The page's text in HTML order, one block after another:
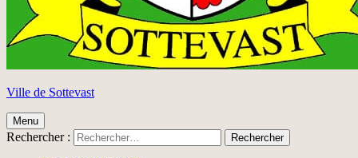
Ville de Sottevast
Menu
Rechercher :